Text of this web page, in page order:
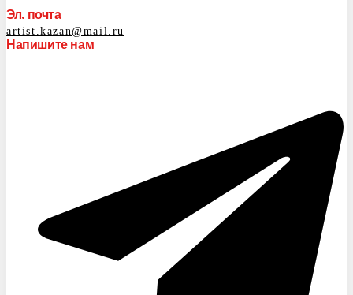
Эл. почта
artist.kazan@mail.ru
Напишите нам